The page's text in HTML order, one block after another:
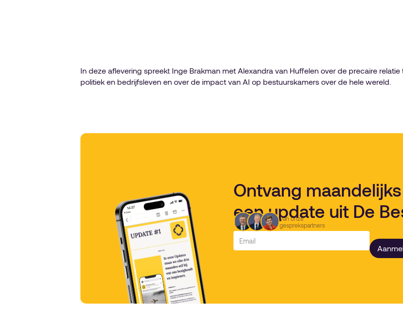
In deze aflevering spreekt Inge Brakman met Alexandra van Huffelen over de precaire relatie
politiek en bedrijfsleven en over de impact van AI op bestuurskamers over de hele wereld.
Ontvang maandelijks
een update uit De
Van onze
gesprekspartners